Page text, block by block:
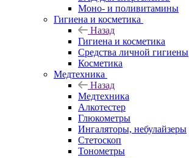
Моно- и поливитамины
Гигиена и косметика
Назад
Гигиена и косметика
Средства личной гигиены
Косметика
Медтехника
Назад
Медтехника
Алкотестер
Глюкометры
Ингаляторы, небулайзеры
Стетоскоп
Тонометры